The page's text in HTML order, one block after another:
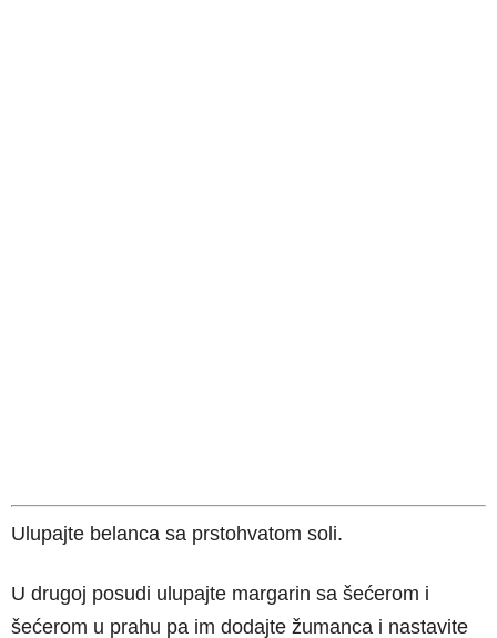
Ulupajte belanca sa prstohvatom soli.
U drugoj posudi ulupajte margarin sa šećerom i
šećerom u prahu pa im dodajte žumanca i nastavite